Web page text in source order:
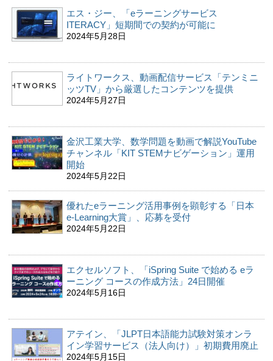
エス・ジー、「eラーニングサービス
ITERACY」短期間での契約が可能に
2024年5月28日
ライトワークス、動画配信サービス「テンミニ
ッツTV」から厳選したコンテンツを提供
2024年5月27日
金沢工業大学、数学問題を動画で解説YouTube
チャンネル「KIT STEMナビゲーション」運用
開始
2024年5月22日
優れたeラーニング活用事例を顕彰する「日本
e-Learning大賞」、応募を受付
2024年5月22日
エクセルソフト、「iSpring Suite で始める eラ
ーニング コースの作成方法」24日開催
2024年5月16日
アテイン、「JLPT日本語能力試験対策オンラ
イン学習サービス（法人向け）」初期費用廃止
2024年5月15日